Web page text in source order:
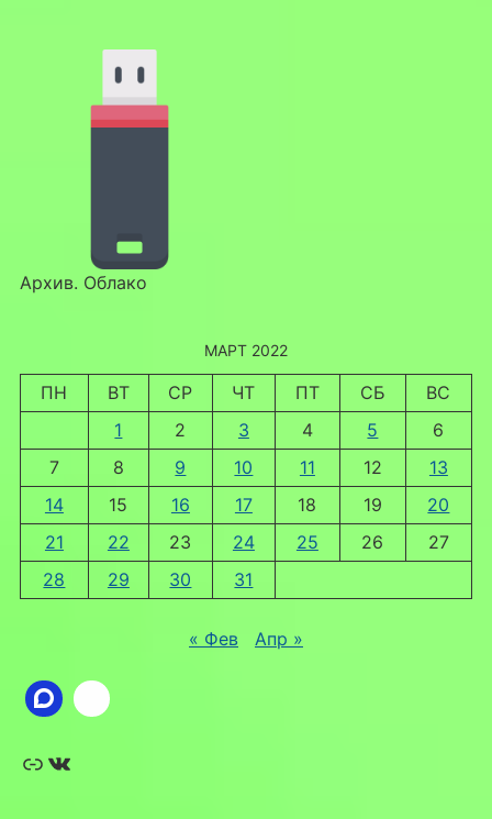
Архив. Облако
МАРТ 2022
ПН ВТ СР ЧТ ПТ СБ
ВС
1
2 3 4 5
6
7
8 9 10 11 12
13
14
15 16 17 18 19
20
21
22 23 24 25 26
27
28
29 30 31
« Фев Апр »
Ссылка